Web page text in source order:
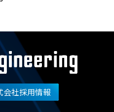
会社採用情報